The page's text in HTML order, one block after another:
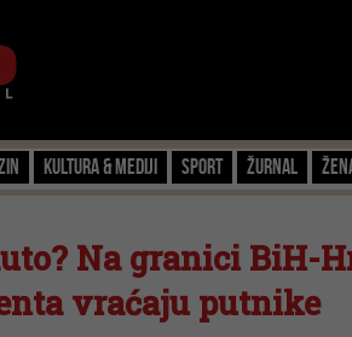
Kultura & Mediji Sport Žurnal
Na granici BiH-
vraćaju putnike